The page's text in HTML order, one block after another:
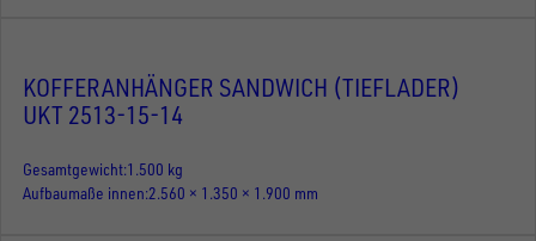
KOFFERANHÄNGER SANDWICH (TIEFLADER)
UKT 2513-15-14
Gesamtgewicht 1.500 kg
Aufbaumaße innen 2.560 × 1.350 × 1.900 mm